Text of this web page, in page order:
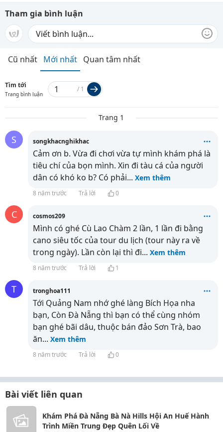
Tham gia bình luận
Cũ nhất Mới nhất Quan tâm nhất
Tìm tới
Trang bình luận
/ 1
Trang 1
S songkhacnghikhac
Cảm ơn b. Vừa đi chơi vừa tự mình khám phá là
tiêu chí của bọn mình. Xin đi tàu cá của người
dân có khó ko b? Có phải... Xem thêm
8 năm trước Trả lời 0
C cosmos209
Mình có ghé Cù Lao Chàm 2 lần, 1 lần đi bằng
cano siêu tốc của tour du lịch (tour này ra về
trong ngày). Lần còn lại thì đi... Xem thêm
8 năm trước Trả lời 1
T tronghoa111
Tới Quảng Nam nhớ ghé làng Bích Họa nha
bạn, Còn Đà Nẵng thì bạn có thể cùng nhóm
bạn ghé bãi dâu, thuộc bán đảo Sơn Trà, bao
ăn... Xem thêm
8 năm trước Trả lời 0
Bài viết liên quan
Khám Phá Đà Nẵng Bà Nà Hills Hội An Huế Hành
Trình Miền Trung Đẹp Quên Lối Về